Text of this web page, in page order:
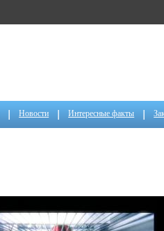
Новости Интересные факты